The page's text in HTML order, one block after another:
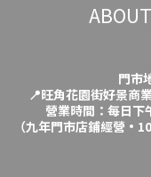
門市
📍旺角花園街好景商
營業時間：每日
（九年門市店鋪經營